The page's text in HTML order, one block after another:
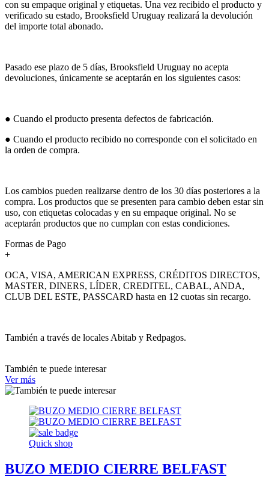
con su empaque original y etiquetas. Una vez recibido el producto y
verificado su estado, Brooksfield Uruguay realizará la devolución
del importe total abonado.
Pasado ese plazo de 5 días, Brooksfield Uruguay no acepta
devoluciones, únicamente se aceptarán en los siguientes casos:
● Cuando el producto presenta defectos de fabricación.
● Cuando el producto recibido no corresponde con el solicitado en
la orden de compra.
Los cambios pueden realizarse dentro de los 30 días posteriores a la
compra. Los productos que se presenten para cambio deben estar sin
uso, con etiquetas colocadas y en su empaque original. No se
aceptarán productos que no cumplan con estas condiciones.
Formas de Pago
+
OCA, VISA, AMERICAN EXPRESS, CRÉDITOS DIRECTOS,
MASTER, DINERS, LÍDER, CREDITEL, CABAL, ANDA,
CLUB DEL ESTE, PASSCARD hasta en 12 cuotas sin recargo.
También a través de locales Abitab y Redpagos.
También te puede interesar
Ver más
Quick shop
BUZO MEDIO CIERRE BELFAST